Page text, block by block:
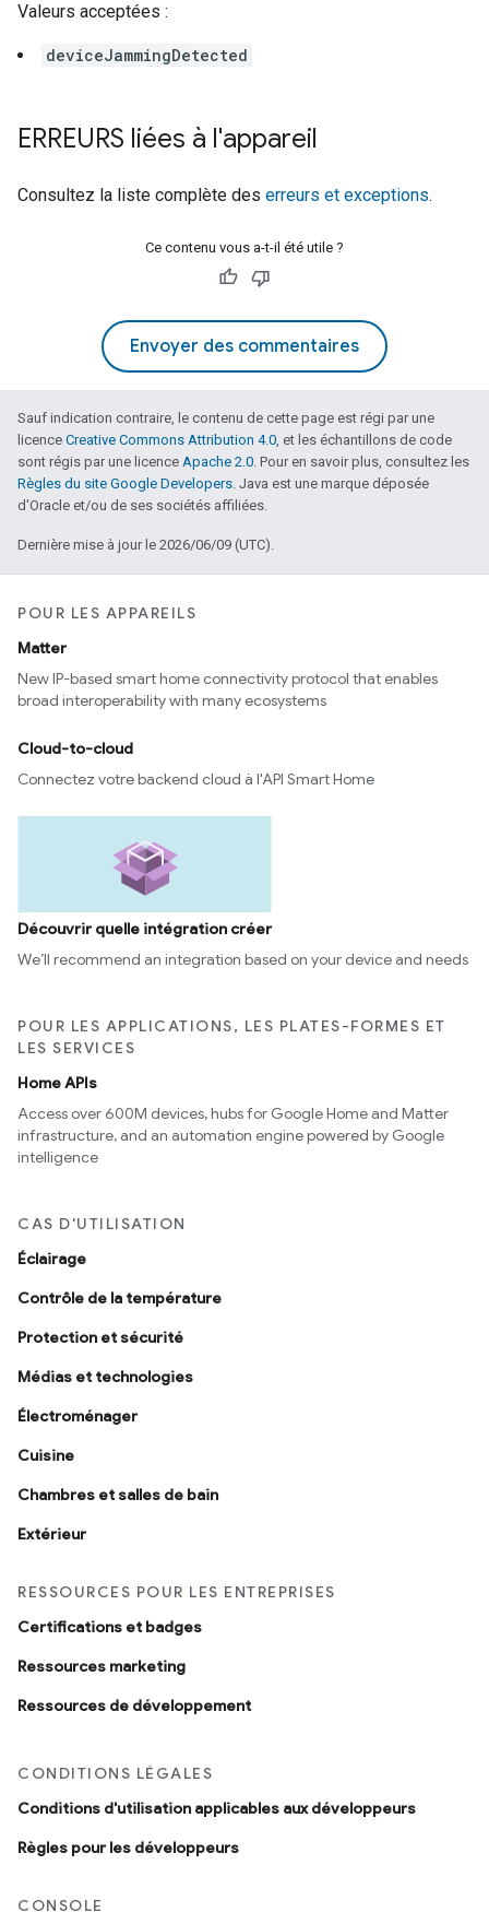
Valeurs acceptées :
deviceJammingDetected
ERREURS liées à l'appareil
Consultez la liste complète des erreurs et exceptions.
Ce contenu vous a-t-il été utile ?
Envoyer des commentaires
Sauf indication contraire, le contenu de cette page est régi par une
licence Creative Commons Attribution 4.0, et les échantillons de code
sont régis par une licence Apache 2.0. Pour en savoir plus, consultez les
Règles du site Google Developers. Java est une marque déposée
d'Oracle et/ou de ses sociétés affiliées.
Dernière mise à jour le 2026/06/09 (UTC).
POUR LES APPAREILS
Matter
New IP-based smart home connectivity protocol that enables
broad interoperability with many ecosystems
Cloud-to-cloud
Connectez votre backend cloud à l'API Smart Home
Découvrir quelle intégration créer
We’ll recommend an integration based on your device and needs
POUR LES APPLICATIONS, LES PLATES-FORMES ET
LES SERVICES
Home APIs
Access over 600M devices, hubs for Google Home and Matter
infrastructure, and an automation engine powered by Google
intelligence
CAS D'UTILISATION
Éclairage
Contrôle de la température
Protection et sécurité
Médias et technologies
Électroménager
Cuisine
Chambres et salles de bain
Extérieur
RESSOURCES POUR LES ENTREPRISES
Certifications et badges
Ressources marketing
Ressources de développement
CONDITIONS LÉGALES
Conditions d'utilisation applicables aux développeurs
Règles pour les développeurs
CONSOLE